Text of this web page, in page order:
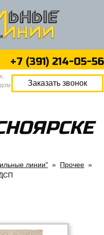
+7 (391) 214-05-56
Заказать звонок
линии" » Прочее »